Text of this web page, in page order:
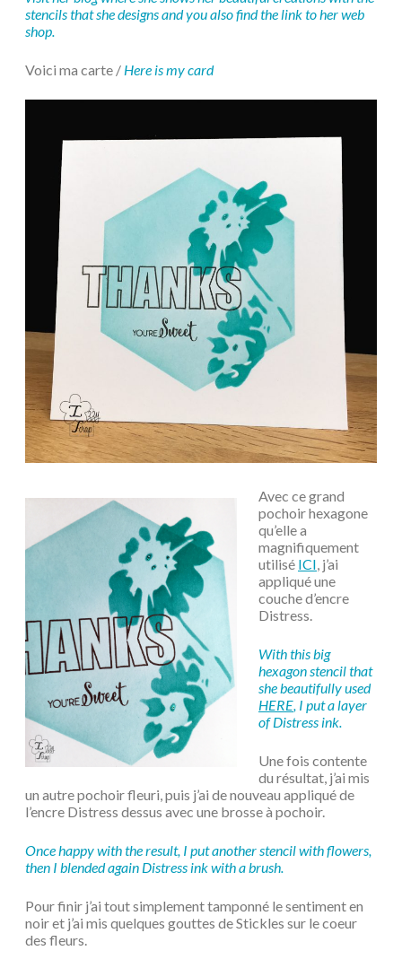
stencils that she designs and you also find the link to her web
shop.
Voici ma carte / Here is my card
Avec ce grand
pochoir hexagone
qu’elle a
magnifiquement
utilisé ICI , j’ai
appliqué une
couche d’encre
Distress.
With this big
hexagon stencil that
she beautifully used
HERE , I put a layer
of Distress ink.
Une fois contente
du résultat, j’ai mis
un autre pochoir fleuri, puis j’ai de nouveau appliqué de
l’encre Distress dessus avec une brosse à pochoir.
Once happy with the result, I put another stencil with flowers,
then I blended again Distress ink with a brush.
Pour finir j’ai tout simplement tamponné le sentiment en
noir et j’ai mis quelques gouttes de Stickles sur le coeur
des fleurs.